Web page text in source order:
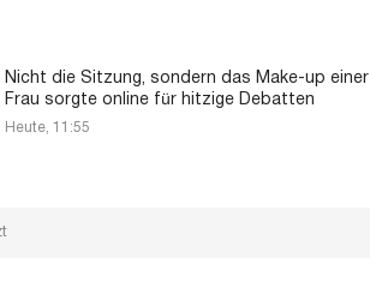
Nicht die Sitzung, sondern das Make-up einer
Frau sorgte online für hitzige Debatten
Heute, 11:55